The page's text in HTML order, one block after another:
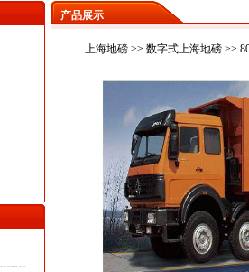
产品展示
上海地磅>> 数字式上海地磅>>